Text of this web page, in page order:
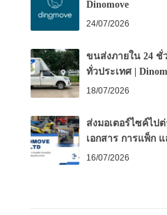
Dinomove
24/07/2026
ขนส่งภายใน 24 ชั่
ทั่วประเทศ |
18/07/2026
ส่งมอเตอร์ไซค์ไป
เอกสาร การแพ็ก
16/07/2026